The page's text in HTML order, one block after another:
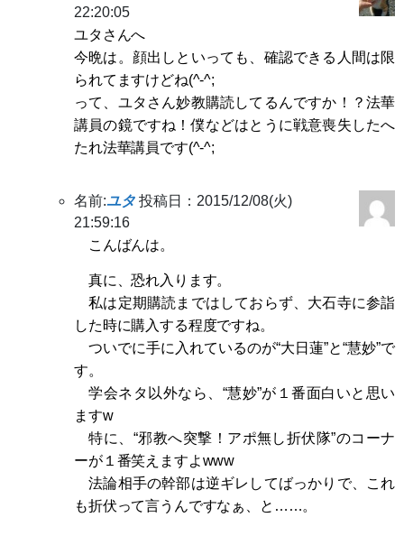
22:20:05
ユタさんへ
今晩は。顔出しといっても、確認できる人間は限
られてますけどね(^-^;
って、ユタさん妙教購読してるんですか！？法華
講員の鏡ですね！僕などはとうに戦意喪失したへ
たれ法華講員です(^-^;
名前:ユタ 投稿日：2015/12/08(火)
21:59:16
こんばんは。
真に、恐れ入ります。
私は定期購読まではしておらず、大石寺に参詣
した時に購入する程度ですね。
ついでに手に入れているのが“大日蓮”と“慧妙”で
す。
学会ネタ以外なら、“慧妙”が１番面白いと思い
ますw
特に、“邪教へ突撃！アポ無し折伏隊”のコーナ
ーが１番笑えますよwww
法論相手の幹部は逆ギレしてばっかりで、これ
も折伏って言うんですなぁ、と……。